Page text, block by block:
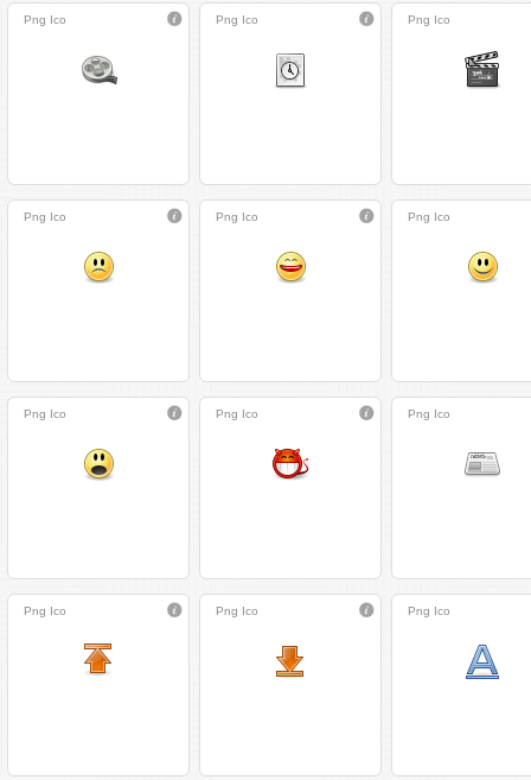
Png Ico Png Ico Png Ico
Png Ico Png Ico Png Ico
Png Ico Png Ico Png Ico
Png Ico Png Ico Png Ico